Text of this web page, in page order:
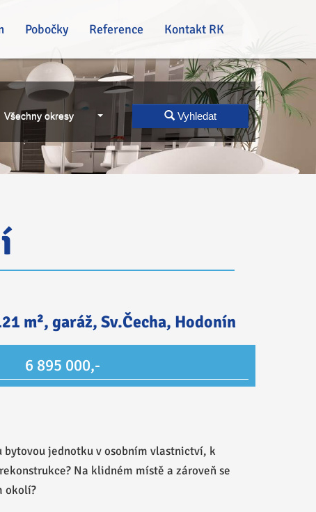
Pobočky Reference Kontakt RK
Všechny okresy Vyhledat
m², garáž, Sv.Čecha, Hodonín
6 895 000,-
jednotku v osobním vlastnictví, k
Na klidném místě a zároveň se
okolí?